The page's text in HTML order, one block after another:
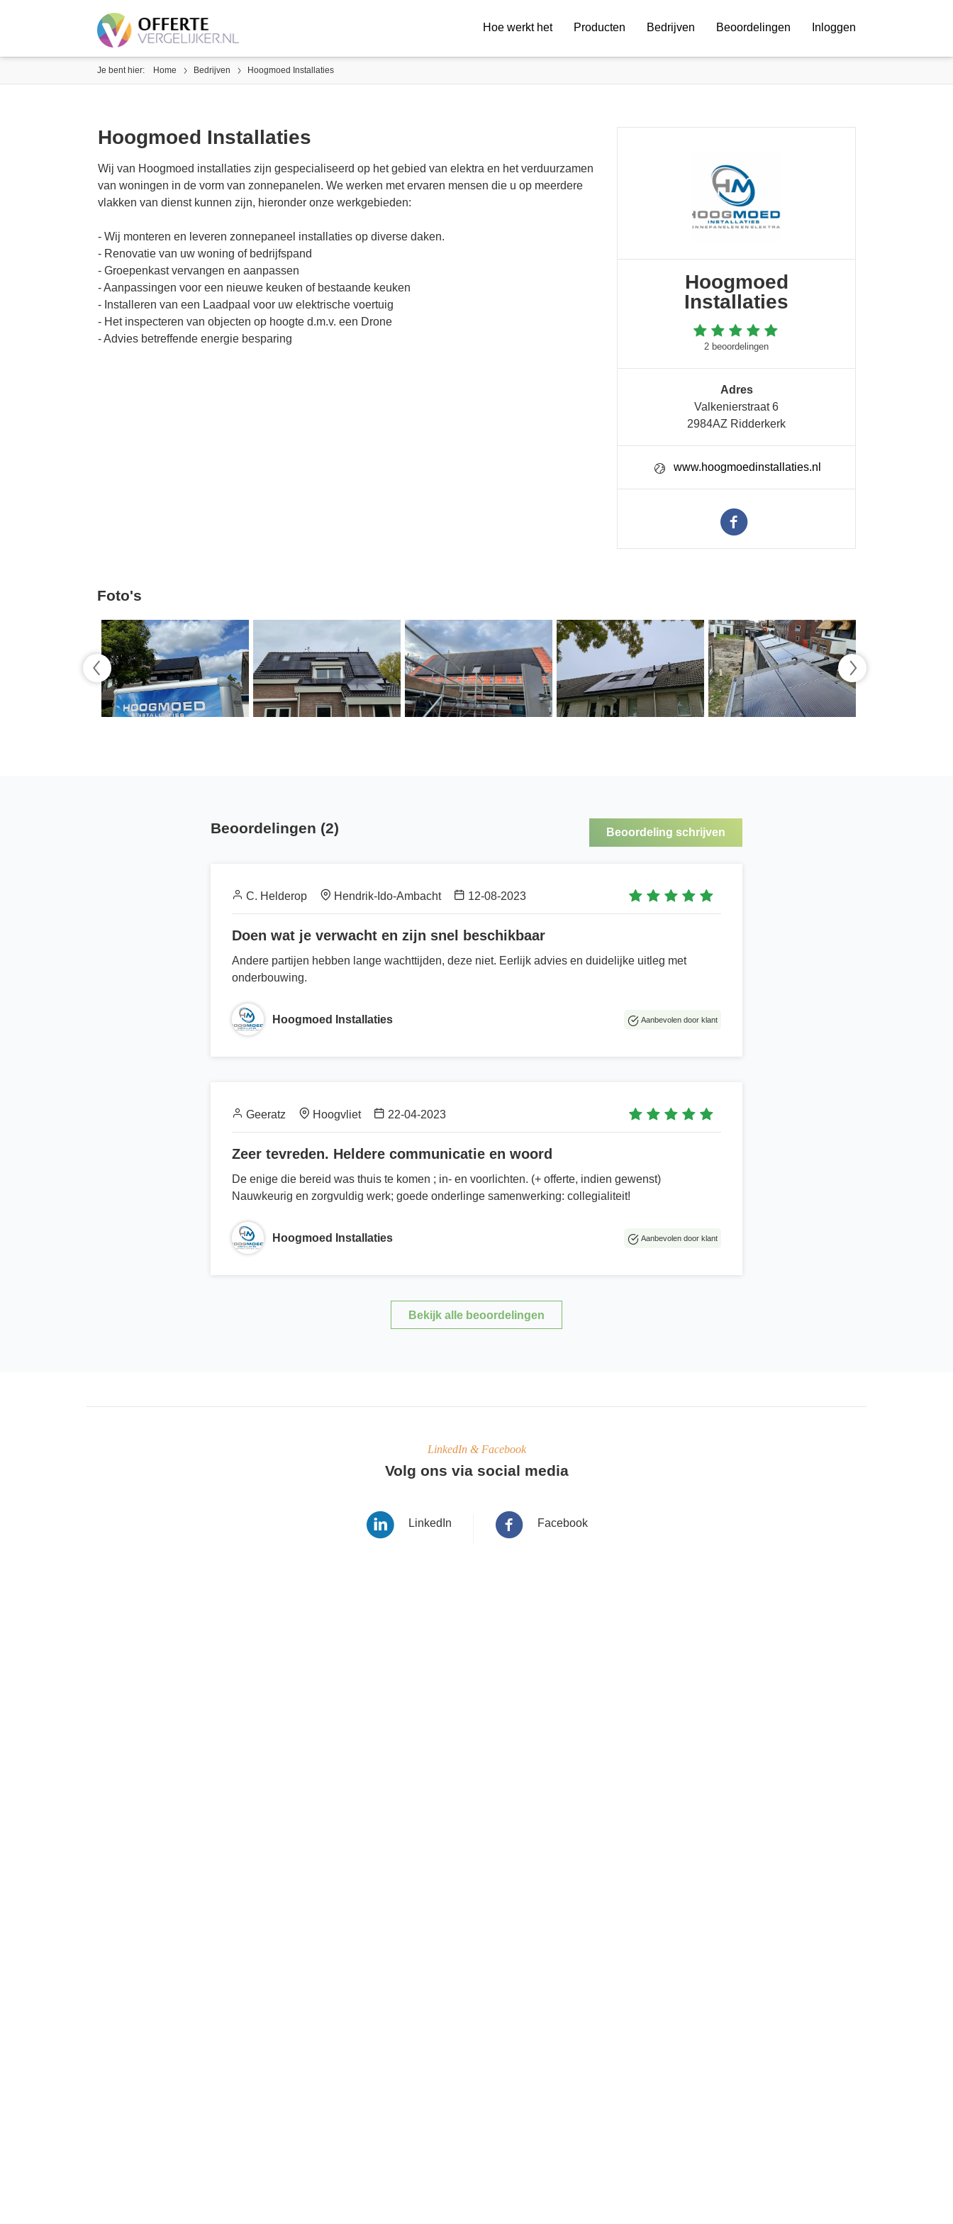
Hoe werkt het Producten Bedrijven Beoordelingen Inloggen
Je bent hier: Home Bedrijven Hoogmoed Installaties
Hoogmoed Installaties
Wij van Hoogmoed installaties zijn gespecialiseerd op het gebied van elektra en het verduurzamen
van woningen in de vorm van zonnepanelen. We werken met ervaren mensen die u op meerdere
vlakken van dienst kunnen zijn, hieronder onze werkgebieden:
- Wij monteren en leveren zonnepaneel installaties op diverse daken.
- Renovatie van uw woning of bedrijfspand
- Groepenkast vervangen en aanpassen
- Aanpassingen voor een nieuwe keuken of bestaande keuken
- Installeren van een Laadpaal voor uw elektrische voertuig
- Het inspecteren van objecten op hoogte d.m.v. een Drone
- Advies betreffende energie besparing
Hoogmoed
Installaties
2 beoordelingen
Adres
Valkenierstraat 6
2984AZ Ridderkerk
www.hoogmoedinstallaties.nl
Foto's
Beoordelingen (2) Beoordeling schrijven
C. Helderop Hendrik-Ido-Ambacht 12-08-2023
Doen wat je verwacht en zijn snel beschikbaar
Andere partijen hebben lange wachttijden, deze niet. Eerlijk advies en duidelijke uitleg met
onderbouwing.
Hoogmoed Installaties Aanbevolen door klant
Geeratz Hoogvliet 22-04-2023
Zeer tevreden. Heldere communicatie en woord
De enige die bereid was thuis te komen ; in- en voorlichten. (+ offerte, indien gewenst)
Nauwkeurig en zorgvuldig werk; goede onderlinge samenwerking: collegialiteit!
Hoogmoed Installaties Aanbevolen door klant
Bekijk alle beoordelingen
LinkedIn & Facebook
Volg ons via social media
LinkedIn Facebook